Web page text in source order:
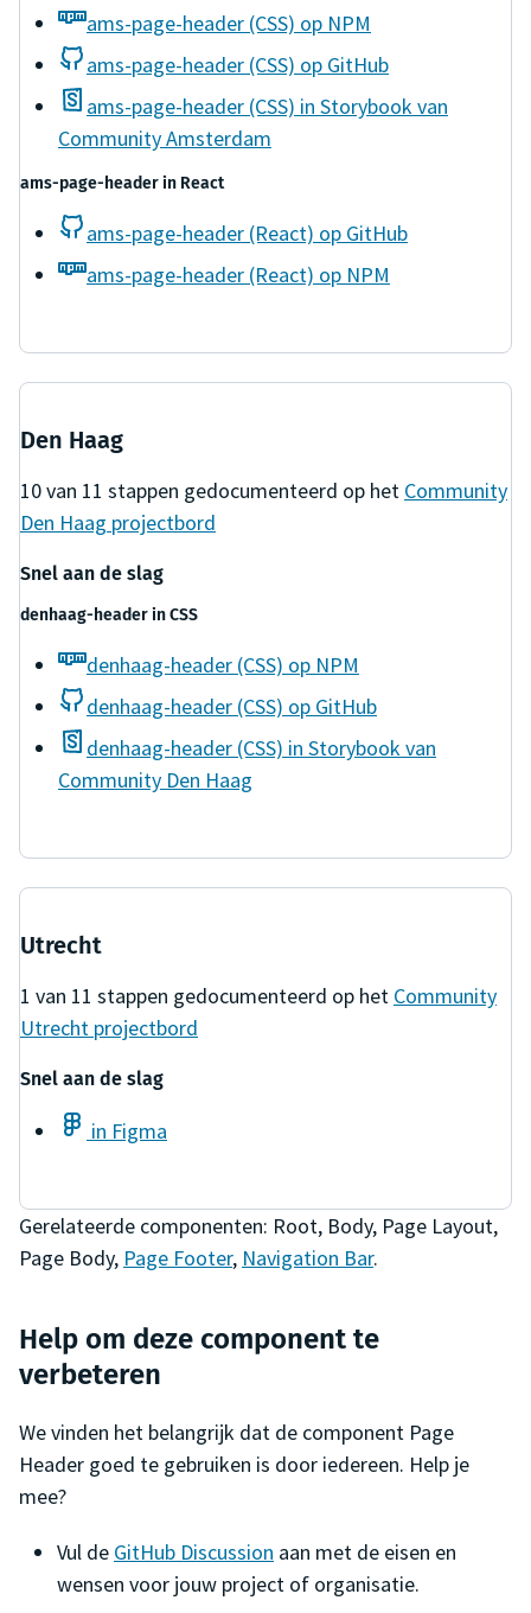
ams-page-header (CSS) op NPM
ams-page-header (CSS) op GitHub
ams-page-header (CSS) in Storybook van
Community Amsterdam
ams-page-headerin React
ams-page-header (React) op GitHub
ams-page-header (React) op NPM
Den Haag
10van 11 stappen gedocumenteerd op het Community
Den Haag projectbord
Snel aan de slag
denhaag-headerinCSS
denhaag-header (CSS) op NPM
denhaag-header (CSS) op GitHub
denhaag-header (CSS) in Storybook van
Community Den Haag
Utrecht
1 van 11 stappen gedocumenteerd op het Community
Utrecht projectbord
Snel aan de slag
in Figma
Gerelateerde componenten: Root, Body, Page Layout,
Page Body, Page Footer, Navigation Bar.
Help om deze component te
verbeteren
We vinden het belangrijk dat de component Page
Header goed te gebruiken is door iedereen. Help je
mee?
Vul de GitHub Discussion aan met de eisen en
wensen voor jouw project of organisatie.